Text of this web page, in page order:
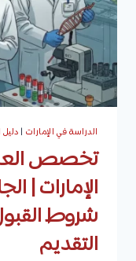
الدراسة في الإمارات |
تخصص
الإمارات |
شروط
التقديم